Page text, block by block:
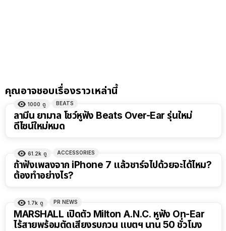
คุณอาจชอบเรื่องราวเหล่านี้
1000 ดู BEATS
ลามีน ยามาล โชว์หูฟัง Beats Over-Ear รุ่นใหม่
ดีไซน์ใหม่หมด
61.2k ดู ACCESSORIES
ถ้าฟังเพลงจาก iPhone 7 แล้วชาร์จไปด้วยจะได้ไหม?
ต้องทำอย่างไร?
1.7k ดู PR NEWS
MARSHALL เปิดตัว Milton A.N.C. หูฟัง On-Ear
ไร้สายพร้อมตัดเสียงรบกวน แบตฯ นาน 50 ชั่วโมง